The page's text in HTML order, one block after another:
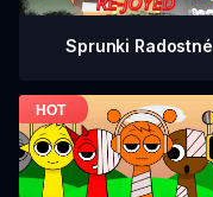
Sprunki Radostné